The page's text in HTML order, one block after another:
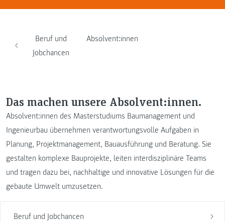
Beruf und
Jobchancen
Absolvent:innen
Beruf und Jobchancen
Das machen unsere Absolvent:innen.
Absolvent:innen des Masterstudiums Baumanagement und
Ingenieurbau übernehmen verantwortungsvolle Aufgaben in
Planung, Projektmanagement, Bauausführung und Beratung. Sie
gestalten komplexe Bauprojekte, leiten interdisziplinäre Teams
und tragen dazu bei, nachhaltige und innovative Lösungen für die
gebaute Umwelt umzusetzen.